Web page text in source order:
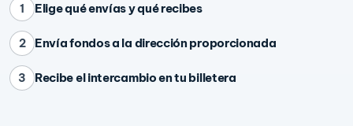
1 Elige qué envías y qué recibes
2 Envía fondos a la dirección proporcionada
3 Recibe el intercambio en tu billetera